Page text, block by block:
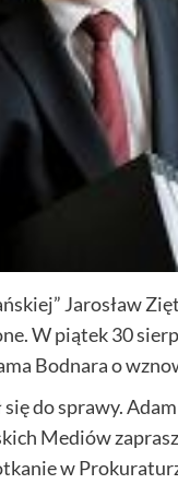
Jarosław
W piątek 30
Bodnara o
do sprawy.
Mediów
w